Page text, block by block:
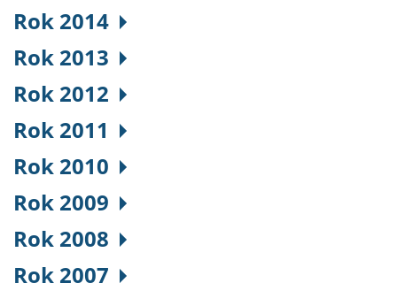
Rok 2014
Rok 2013
Rok 2012
Rok 2011
Rok 2010
Rok 2009
Rok 2008
Rok 2007